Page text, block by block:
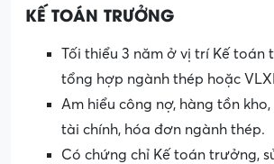
KẾ TOÁN TRƯỞNG
Tối thiểu 3 năm ở vị trí Kế
tổng hợp ngành thép hoặc
Am hiểu công nợ, hàng tồn
tài chính, hóa đơn ngành thép.
Có chứng chỉ Kế toán trưởng,